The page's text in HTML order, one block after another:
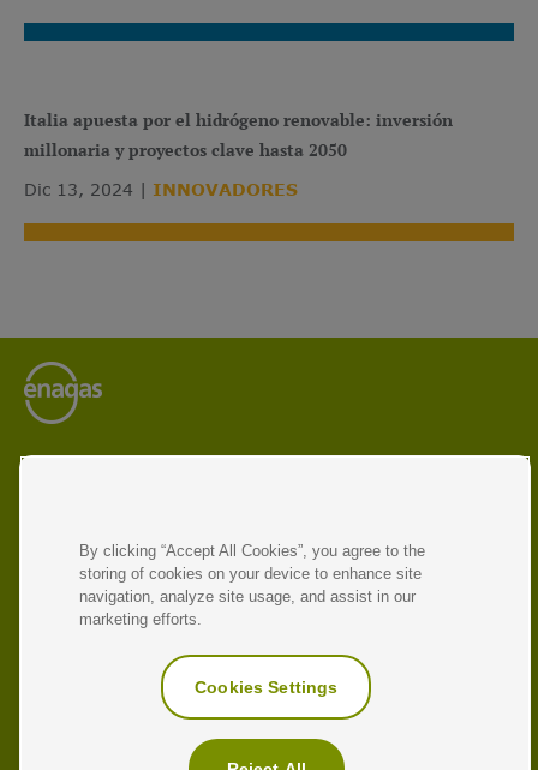
Italia apuesta por el hidrógeno renovable: inversión
millonaria y proyectos clave hasta 2050
Dic 13, 2024 INNOVADORES
Enagás es el operador líder de infraestructuras energéticas
La compañía opera en siete países y participa en proyectos
destinados a impulsar la economía circular y promover la
transición energética y la descarbonización.
ENLACES DE INTERÉS
Sitio corporativo
Enagás Emprende
By clicking “Accept All Cookies”, you agree to the
storing of cookies on your device to enhance site
navigation, analyze site usage, and assist in our
marketing efforts.
Cookies Settings